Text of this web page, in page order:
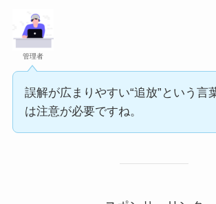
管理者
誤解が広まりやすい“追放”という言
は注意が必要ですね。